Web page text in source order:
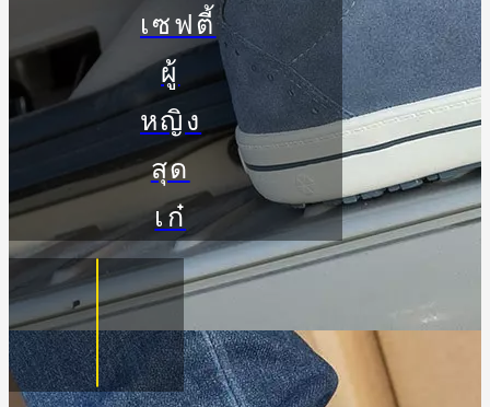
เซฟตี้
ผู้
หญิง
สุด
เก๋